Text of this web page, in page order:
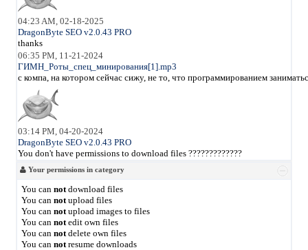
04:23 AM, 02-18-2025
DragonByte SEO v2.0.43 PRO
thanks
06:35 PM, 11-21-2024
ГИМН_Роты_спец_минирования[1].mp3
с компа, на котором сейчас сижу, не то, что программированием
03:14 PM, 04-20-2024
DragonByte SEO v2.0.43 PRO
You don't have permissions to download files ?????????????
Your permissions in category
You can notdownload files
You can notupload files
You can notupload images to files
You can notedit own files
You can notdelete own files
You can notresume downloads